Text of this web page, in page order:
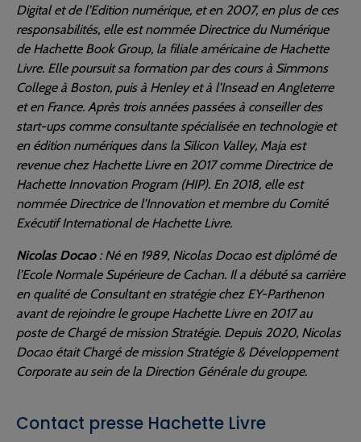
Digital et de l’Edition numérique, et en 2007, en plus de ces
responsabilités, elle est nommée Directrice du Numérique
de Hachette Book Group, la filiale américaine de Hachette
Livre. Elle poursuit sa formation par des cours à Simmons
College à Boston, puis à Henley et à l’Insead en Angleterre
et en France. Après trois années passées à conseiller des
start-ups comme consultante spécialisée en technologie et
en édition numériques dans la Silicon Valley, Maja est
revenue chez Hachette Livre en 2017 comme Directrice de
Hachette Innovation Program (HIP). En 2018, elle est
nommée Directrice de l’Innovation et membre du Comité
Exécutif International de Hachette Livre.
Nicolas Docao: Né en 1989, Nicolas Docao est diplômé de
l’Ecole Normale Supérieure de Cachan. Il a débuté sa carrière
en qualité de Consultant en stratégie chez EY-Parthenon
avant de rejoindre le groupe Hachette Livre en 2017 au
poste de Chargé de mission Stratégie. Depuis 2020, Nicolas
Docao était Chargé de mission Stratégie & Développement
Corporate au sein de la Direction Générale du groupe.
Contact presse Hachette Livre